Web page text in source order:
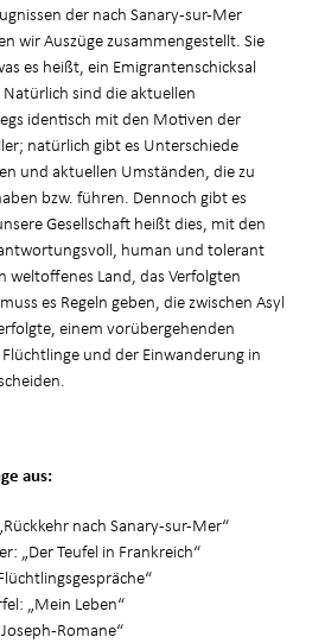
der nach Sanary-sur-Mer
wir Auszüge zusammengestellt. Sie
es heißt, ein Emigrantenschicksal
sind die aktuellen
identisch mit den Motiven der
natürlich gibt es Unterschiede
und aktuellen Umständen, die zu
bzw. führen. Dennoch gibt es
Gesellschaft heißt dies, mit den
human und tolerant
weltoffenes Land, das Verfolgten
es Regeln geben, die zwischen Asyl
einem vorübergehenden
und der Einwanderung in
aus:
nach Sanary-sur-Mer“
„Der Teufel in Frankreich“
„Mein Leben“
Romane“